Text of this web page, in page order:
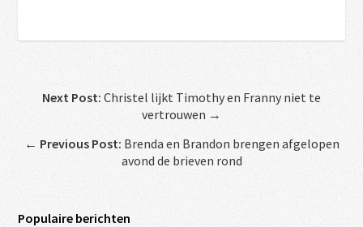
Next Post: Christel lijkt Timothy en Franny niet te
vertrouwen →
← Previous Post: Brenda en Brandon brengen afgelopen
avond de brieven rond
Populaire berichten